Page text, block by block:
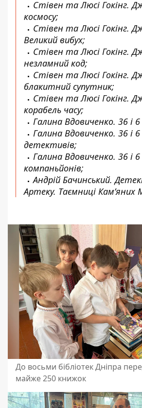
Стівен та Люсі Гокінг.
космосу;
Стівен та Люсі Гокінг.
Великий вибух;
Стівен та Люсі Гокінг.
незламний код;
Стівен та Люсі Гокінг.
блакитний супутник;
Стівен та Люсі Гокінг.
корабель часу;
Галина Вдовиченко. 36 і
Галина Вдовиченко. 36 і
детективів;
Галина Вдовиченко. 36 і
компаньйонів;
Андрій Бачинський.
Артеку. Таємниці Кам’яних
До восьми бібліотек Дніпра
майже 250 книжок